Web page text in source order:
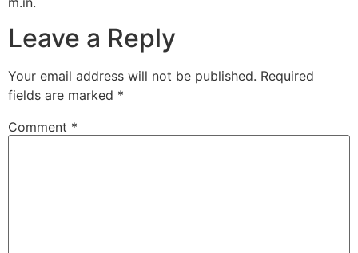
Leave a Reply
Your email address will not be published. Required
fields are marked *
Comment *